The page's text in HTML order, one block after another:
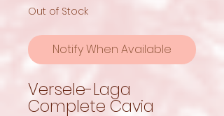
Out of Stock
Notify When Available
Versele-Laga
Complete Cavia